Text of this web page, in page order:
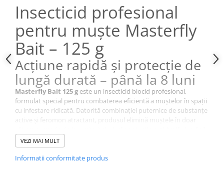
Insecticid profesional
pentru muște Masterfly
Bait – 125 g
Acțiune rapidă și protecție de
lungă durată – până la 8 luni
Masterfly Bait 125 g este un insecticid biocid profesional,
formulat special pentru combaterea eficientă a muștelor în spații
cu infestare ridicată. Datorită combinației puternice de substanțe
active și feromon atractant, produsul elimină muștele în doar
la 8 luni.
Este solubil în apă și permite aplicare flexibilă: prin pensulare
(pastă) sau pulverizare.
VEZI MAI MULT
Informatii conformitate produs